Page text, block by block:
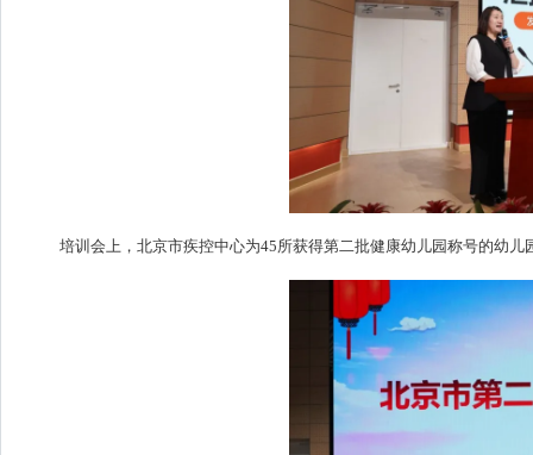
培训会上，北京市疾控中心为45所获得第二批健康幼儿园称号的幼儿